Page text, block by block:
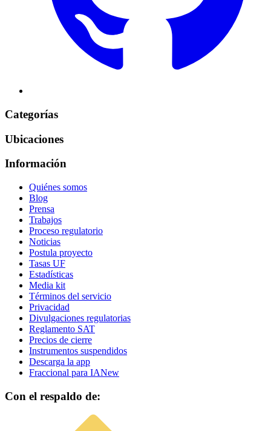
Categorías
Ubicaciones
Información
Quiénes somos
Blog
Prensa
Trabajos
Proceso regulatorio
Noticias
Postula proyecto
Tasas UF
Estadísticas
Media kit
Términos del servicio
Privacidad
Divulgaciones regulatorias
Reglamento SAT
Precios de cierre
Instrumentos suspendidos
Descarga la app
Fraccional para IANew
Con el respaldo de: